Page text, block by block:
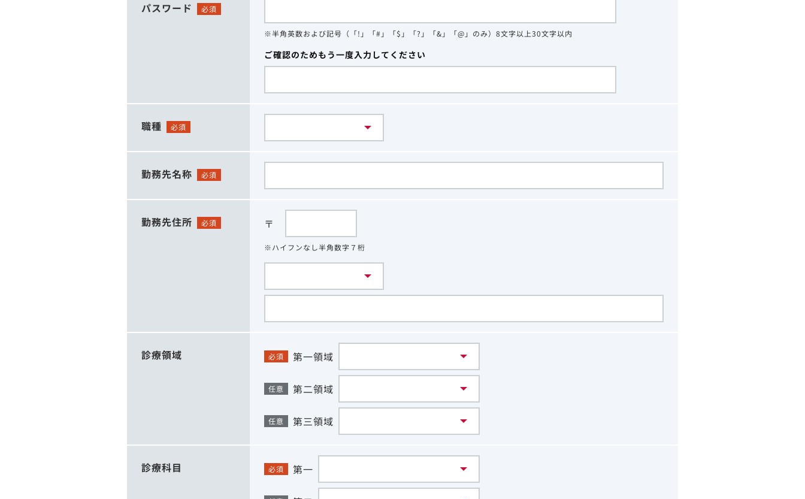
パスワード 必須
※半角英数および記号（「!」「#」「$」「?」「&」「@」のみ）8文字以上30文字以内
ご確認のためもう一度入力してください
職種 必須
勤務先名称 必須
勤務先住所 必須 〒
※ハイフンなし半角数字７桁
診療領域 必須 第一領域
任意 第二領域
任意 第三領域
診療科目 必須 第一